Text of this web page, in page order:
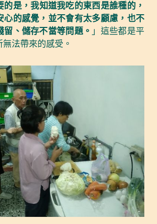
的是，我知道我吃的東西是誰種的，
心的感覺，並不會有太多顧慮，也不
留、儲存不當等問題。 」這些都是平
法帶來的感受。